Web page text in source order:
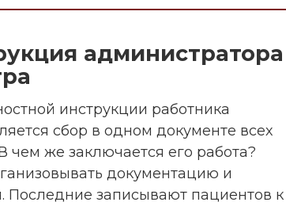
администратора
инструкции работника
сбор в одном документе всех
же заключается его работа?
документацию и
Последние записывают пациентов к